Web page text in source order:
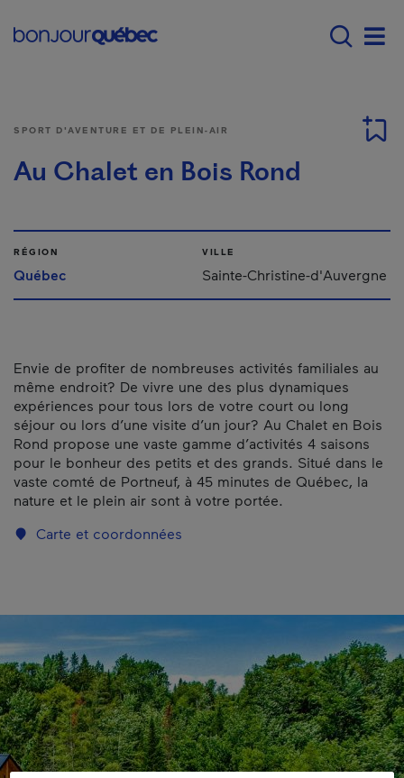
Main navigation -
SPORT D'AVENTURE ET DE PLEIN-AIR
Au Chalet en Bois Rond
RÉGION
Québec
VILLE
Sainte-Christine-d'Auvergne
Envie de profiter de nombreuses activités familiales au
même endroit? De vivre une des plus dynamiques
expériences pour tous lors de votre court ou long
séjour ou lors d’une visite d’un jour? Au Chalet en Bois
Rond propose une vaste gamme d’activités 4 saisons
pour le bonheur des petits et des grands. Situé dans le
vaste comté de Portneuf, à 45 minutes de Québec, la
nature et le plein air sont à votre portée.
Carte et coordonnées